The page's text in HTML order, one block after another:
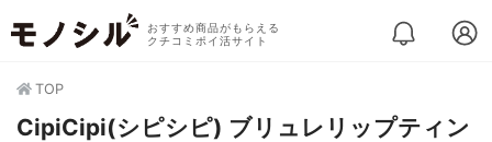
おすすめ商品がもらえる
クチコミポイ活サイト
TOP
CipiCipi(シピシピ) ブリュレリップティン